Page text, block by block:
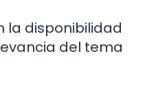
la disponibilidad
del tema